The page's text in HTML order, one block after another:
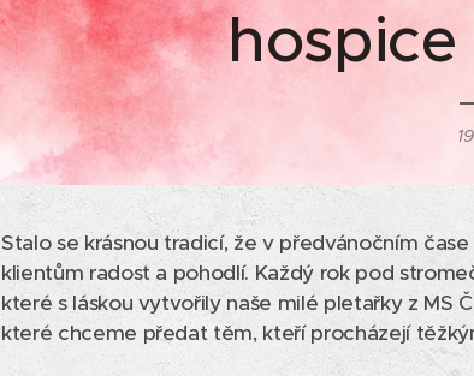
hospice
Stalo se krásnou tradicí, že v předvánočním
klientům radost a pohodlí. Každý rok pod
které s láskou vytvořily naše milé pletařky z MS
které chceme předat těm, kteří procházejí